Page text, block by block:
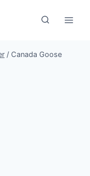
/ Canada Goose